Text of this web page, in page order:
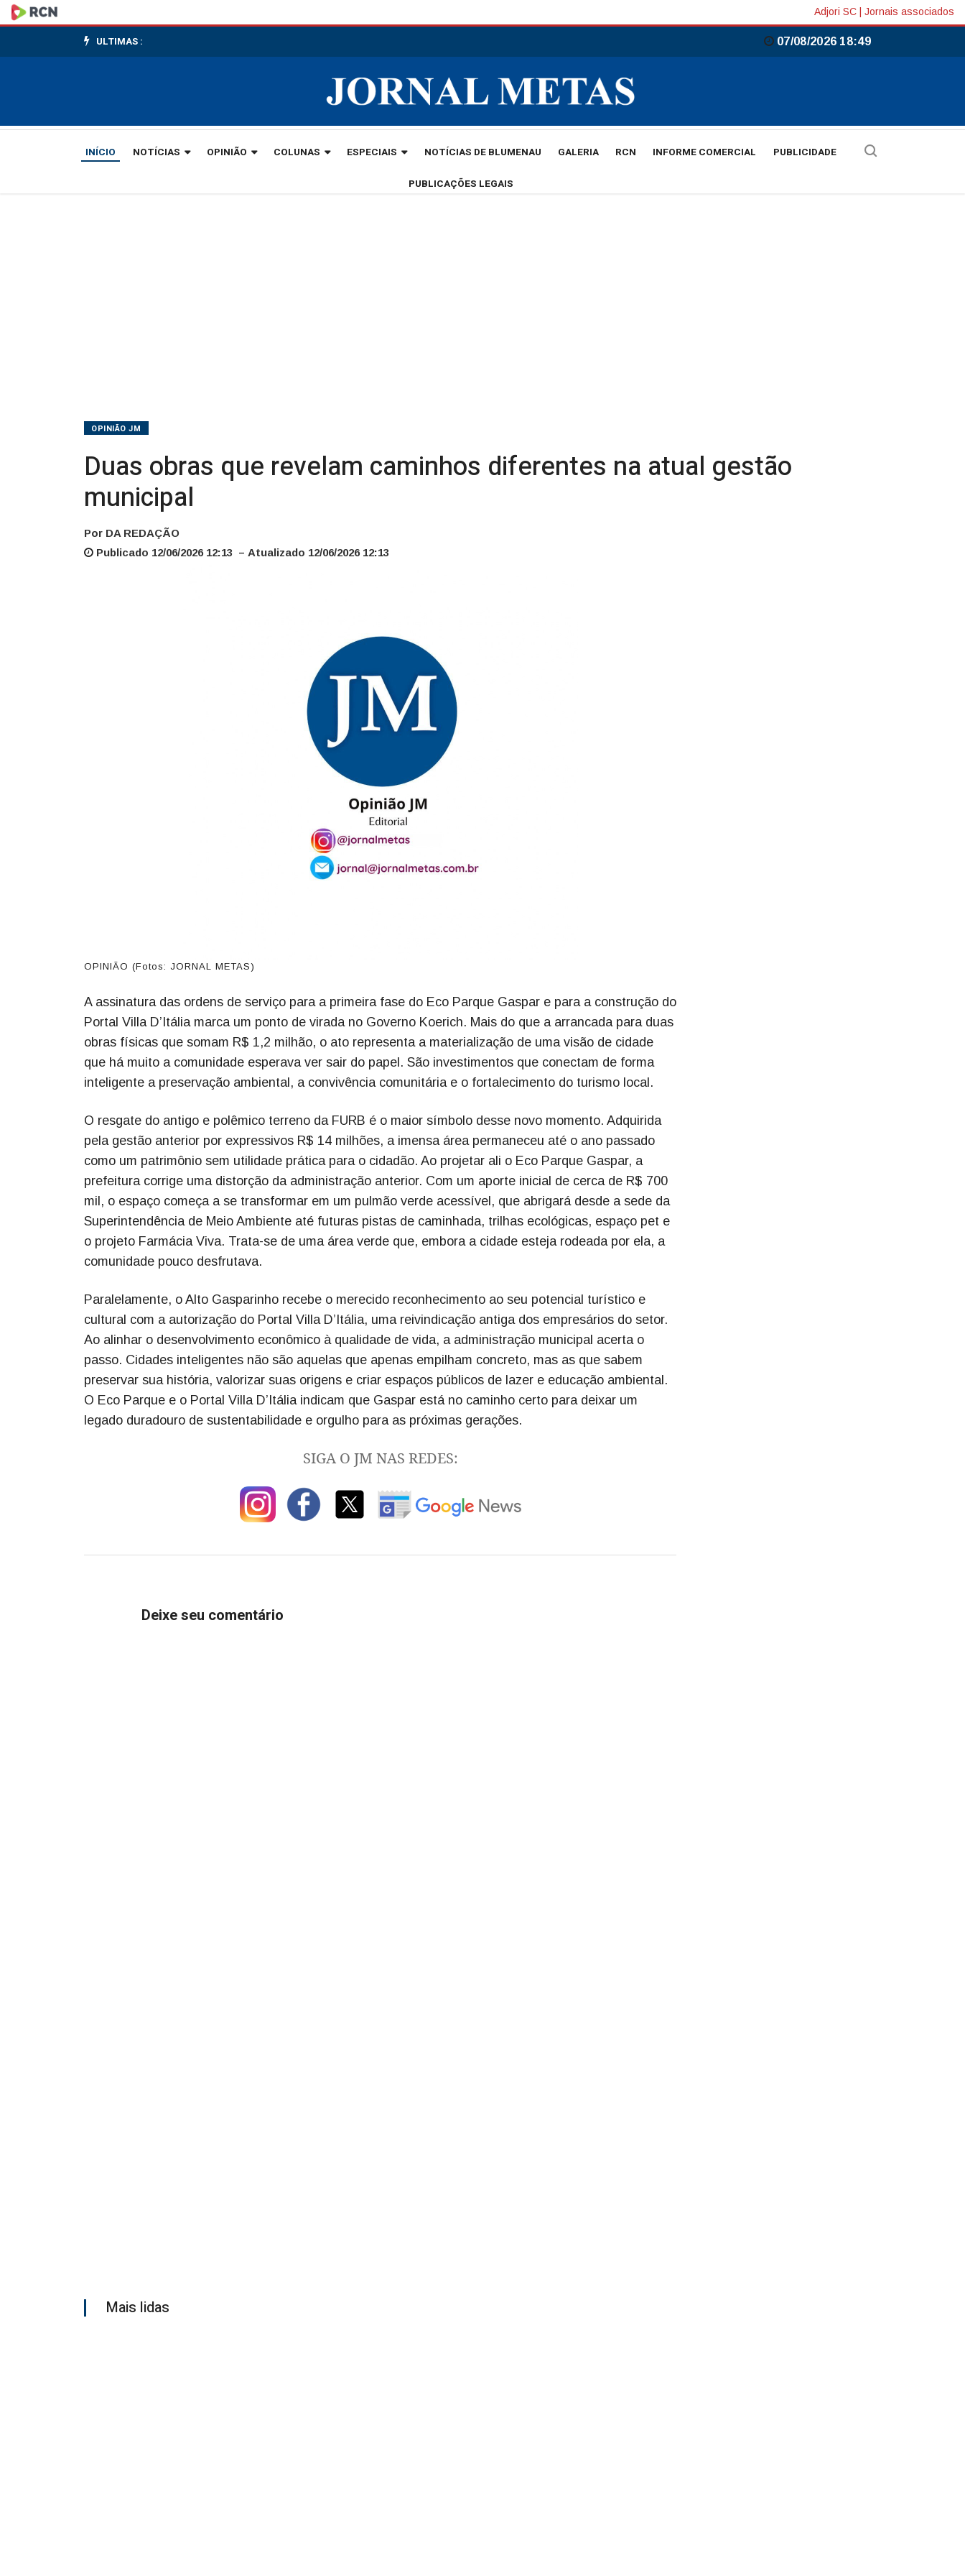
Duas
obras
caminhos
diferentes
Adjori SC Jornais associados
ULTIMAS : 07/08/2026 18:49
INÍCIO NOTÍCIAS OPINIÃO COLUNAS ESPECIAIS NOTÍCIAS DE BLUMENAU GALERIA RCN INFORME COMERCIAL PUBLICIDADE
PUBLICAÇÕES LEGAIS
OPINIÃO JM
Duas obras que revelam caminhos diferentes na atual gestão
municipal
Por DA REDAÇÃO
Publicado 12/06/2026 12:13 – Atualizado 12/06/2026 12:13
OPINIÃO (Fotos: JORNAL METAS)
A assinatura das ordens de serviço para a primeira fase do Eco Parque Gaspar e para a construção do
Portal Villa D’Itália marca um ponto de virada no Governo Koerich. Mais do que a arrancada para duas
obras físicas que somam R$ 1,2 milhão, o ato representa a materialização de uma visão de cidade
que há muito a comunidade esperava ver sair do papel. São investimentos que conectam de forma
inteligente a preservação ambiental, a convivência comunitária e o fortalecimento do turismo local.
O resgate do antigo e polêmico terreno da FURB é o maior símbolo desse novo momento. Adquirida
pela gestão anterior por expressivos R$ 14 milhões, a imensa área permaneceu até o ano passado
como um patrimônio sem utilidade prática para o cidadão. Ao projetar ali o Eco Parque Gaspar, a
prefeitura corrige uma distorção da administração anterior. Com um aporte inicial de cerca de R$ 700
mil, o espaço começa a se transformar em um pulmão verde acessível, que abrigará desde a sede da
Superintendência de Meio Ambiente até futuras pistas de caminhada, trilhas ecológicas, espaço pet e
o projeto Farmácia Viva. Trata-se de uma área verde que, embora a cidade esteja rodeada por ela, a
comunidade pouco desfrutava.
Paralelamente, o Alto Gasparinho recebe o merecido reconhecimento ao seu potencial turístico e
cultural com a autorização do Portal Villa D’Itália, uma reivindicação antiga dos empresários do setor.
Ao alinhar o desenvolvimento econômico à qualidade de vida, a administração municipal acerta o
passo. Cidades inteligentes não são aquelas que apenas empilham concreto, mas as que sabem
preservar sua história, valorizar suas origens e criar espaços públicos de lazer e educação ambiental.
O Eco Parque e o Portal Villa D’Itália indicam que Gaspar está no caminho certo para deixar um
legado duradouro de sustentabilidade e orgulho para as próximas gerações.
SIGA O JM NAS REDES:
Deixe seu comentário
Mais lidas